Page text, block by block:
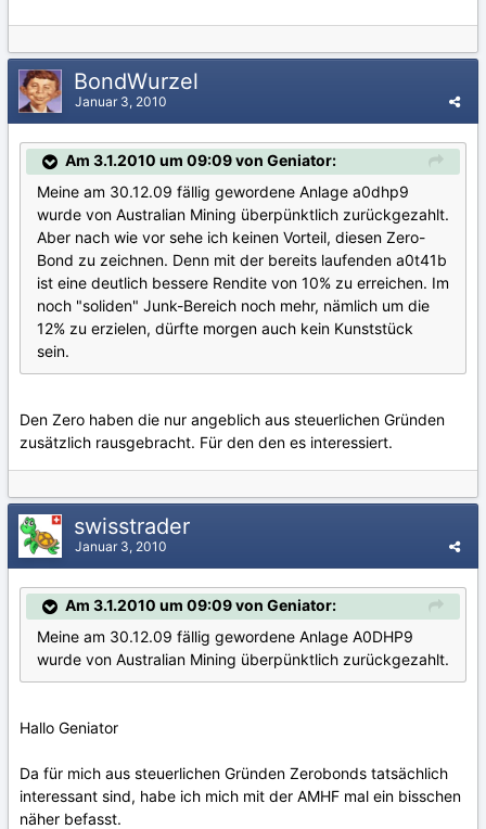
BondWurzel
Januar 3, 2010
Am 3.1.2010 um 09:09 von Geniator:
Meine am 30.12.09 fällig gewordene Anlage a0dhp9
wurde von Australian Mining überpünktlich zurückgezahlt.
Aber nach wie vor sehe ich keinen Vorteil, diesen Zero-
Bond zu zeichnen. Denn mit der bereits laufenden a0t41b
ist eine deutlich bessere Rendite von 10% zu erreichen. Im
noch "soliden" Junk-Bereich noch mehr, nämlich um die
12% zu erzielen, dürfte morgen auch kein Kunststück
sein.
Den Zero haben die nur angeblich aus steuerlichen Gründen
zusätzlich rausgebracht. Für den den es interessiert.
swisstrader
Januar 3, 2010
Am 3.1.2010 um 09:09 von Geniator:
Meine am 30.12.09 fällig gewordene Anlage A0DHP9
wurde von Australian Mining überpünktlich zurückgezahlt.
Hallo Geniator
Da für mich aus steuerlichen Gründen Zerobonds tatsächlich
interessant sind, habe ich mich mit der AMHF mal ein bisschen
näher befasst.